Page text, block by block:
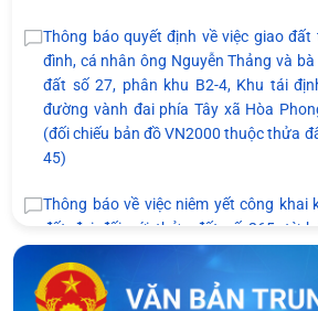
Thông báo quyết định về việc giao
đình, cá nhân ông Nguyễn Thảng và
đất số 27, phân khu B2-4, Khu tái
đường vành đai phía Tây xã Hòa
(đối chiếu bản đồ VN2000 thuộc thửa
45)
Thông báo về việc niêm yết công khai
đất đai đối với thửa đất số 265, tờ
Nguyễn Dũng và bà Mạc Thị Thùy
xã Hòa Vang